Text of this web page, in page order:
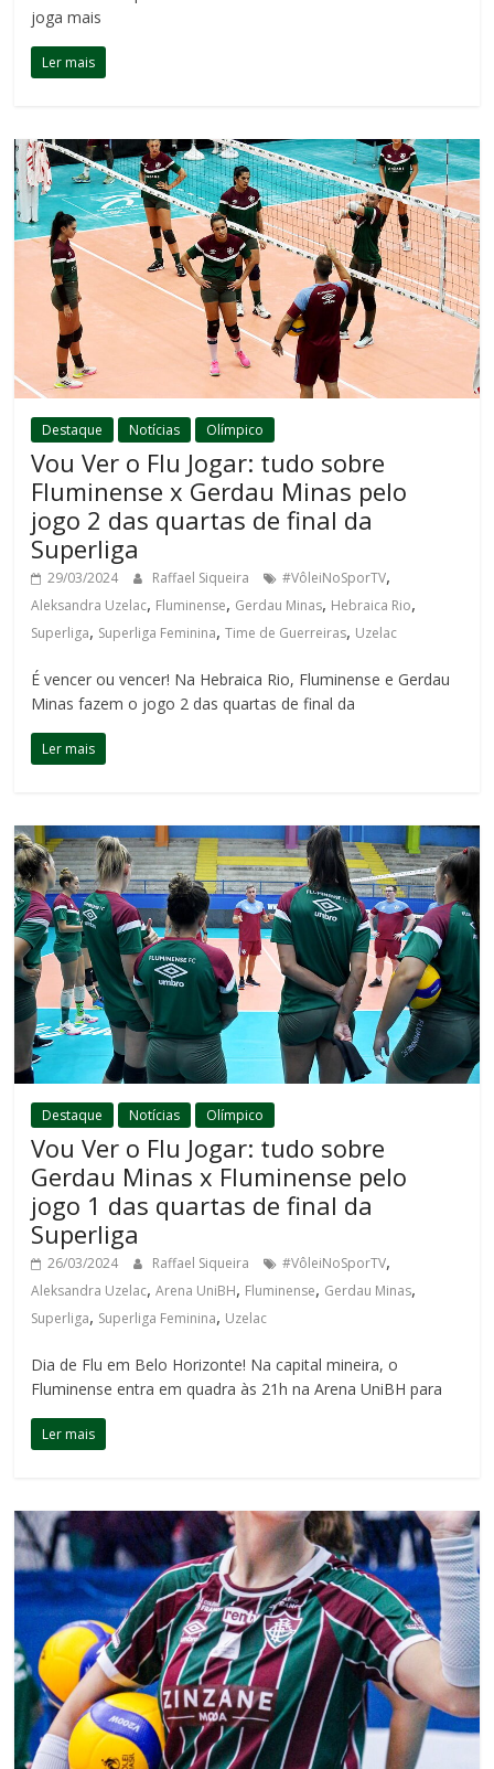
joga mais
Ler mais
Destaque Notícias Olímpico
Vou Ver o Flu Jogar: tudo sobre
Fluminense x Gerdau Minas pelo
jogo 2 das quartas de final da
Superliga
29/03/2024 Raffael Siqueira #VôleiNoSporTV,
Aleksandra Uzelac, Fluminense, Gerdau Minas, Hebraica Rio,
Superliga, Superliga Feminina,Time de Guerreiras, Uzelac
É vencer ou vencer! Na Hebraica Rio, Fluminense e Gerdau
Minas fazem o jogo 2 das quartas de final da
Ler mais
Destaque Notícias Olímpico
Vou Ver o Flu Jogar: tudo sobre
Gerdau Minas x Fluminense pelo
jogo 1 das quartas de final da
Superliga
26/03/2024 Raffael Siqueira #VôleiNoSporTV,
Aleksandra Uzelac,Arena UniBH, Fluminense, Gerdau Minas,
Superliga, Superliga Feminina, Uzelac
Dia de Flu em Belo Horizonte! Na capital mineira, o
Fluminense entra em quadra às 21h na Arena UniBH para
Ler mais